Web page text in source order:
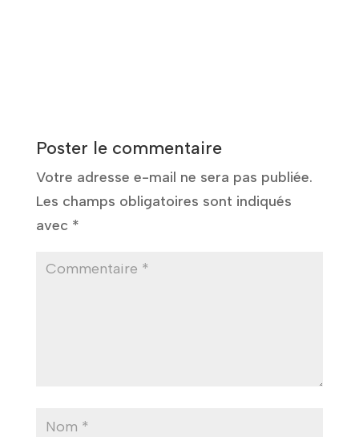
Poster le commentaire
Votre adresse e-mail ne sera pas publiée.
Les champs obligatoires sont indiqués
avec *